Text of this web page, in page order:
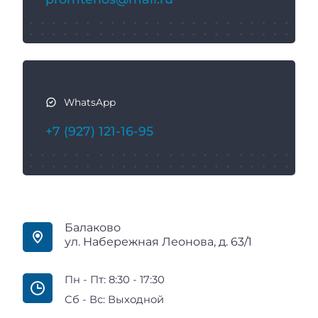
WhatsApp
+7 (927) 121-16-95
Балаково
ул. Набережная Леонова, д. 63/1
Пн - Пт: 8:30 - 17:30
Сб - Вс: Выходной